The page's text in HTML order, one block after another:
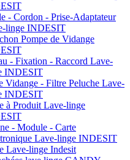
- Cordon - Prise-Adaptateur
linge INDESIT
Pompe de Vidange
- Fixation - Raccord Lave-
INDESIT
Vidange - Filtre Peluche Lave-
INDESIT
à Produit Lave-linge
- Module - Carte
Lave-linge INDESIT
Lave-linge Indesit